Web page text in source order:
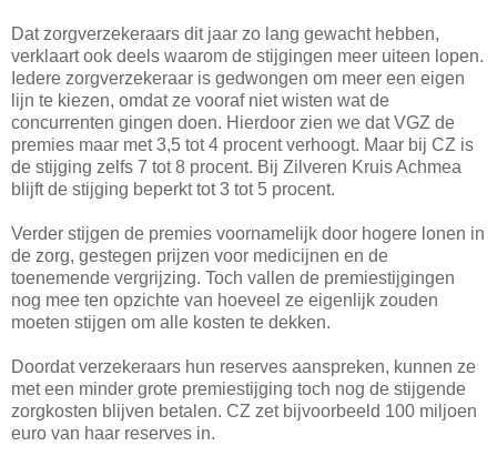
Dat zorgverzekeraars dit jaar zo lang gewacht hebben,
verklaart ook deels waarom de stijgingen meer uiteen lopen.
Iedere zorgverzekeraar is gedwongen om meer een eigen
lijn te kiezen, omdat ze vooraf niet wisten wat de
concurrenten gingen doen. Hierdoor zien we dat VGZ de
premies maar met 3,5 tot 4 procent verhoogt. Maar bij CZ is
de stijging zelfs 7 tot 8 procent. Bij Zilveren Kruis Achmea
blijft de stijging beperkt tot 3 tot 5 procent.
Verder stijgen de premies voornamelijk door hogere lonen in
de zorg, gestegen prijzen voor medicijnen en de
toenemende vergrijzing. Toch vallen de premiestijgingen
nog mee ten opzichte van hoeveel ze eigenlijk zouden
moeten stijgen om alle kosten te dekken.
Doordat verzekeraars hun reserves aanspreken, kunnen ze
met een minder grote premiestijging toch nog de stijgende
zorgkosten blijven betalen. CZ zet bijvoorbeeld 100 miljoen
euro van haar reserves in.